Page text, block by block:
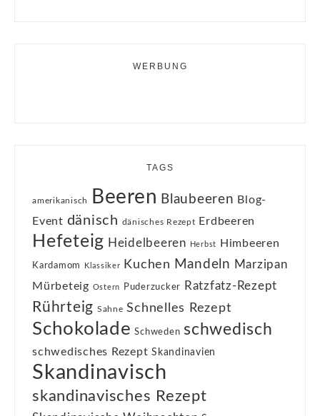
WERBUNG
TAGS
amerikanisch Beeren Blaubeeren Blog-
Event dänisch dänisches Rezept Erdbeeren
Hefeteig Heidelbeeren Herbst Himbeeren
Kardamom Klassiker Kuchen Mandeln
Marzipan
Mürbeteig Ostern Puderzucker Ratzfatz-Rezept
Rührteig Sahne Schnelles Rezept
Schokolade Schweden schwedisch
schwedisches Rezept Skandinavien
Skandinavisch
skandinavisches Rezept